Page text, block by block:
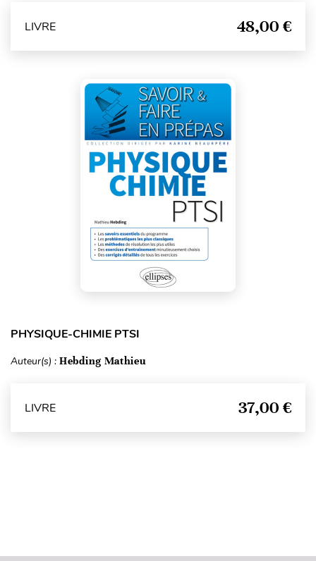
LIVRE 48,00 €
PHYSIQUE-CHIMIE PTSI
Auteur(s) : Hebding Mathieu
LIVRE 37,00 €